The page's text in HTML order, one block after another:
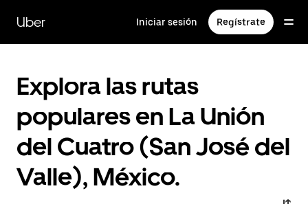
contenido
principal
Uber Iniciar sesión Regístrate
Explora las rutas
populares en La Unión
del Cuatro (San José del
Valle), México.